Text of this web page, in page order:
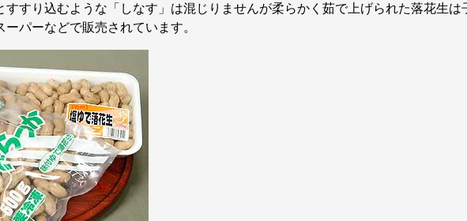
すすり込むような「しなす」は混じりませんが柔らかく茹で上げられた落花生
パーなどで販売されています。